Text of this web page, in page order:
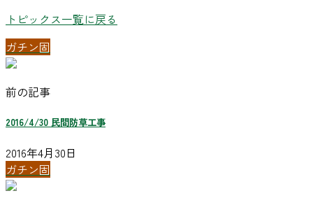
トピックス一覧に戻る
ガチン固
前の記事
2016/4/30 民間防草工事
2016年4月30日
ガチン固